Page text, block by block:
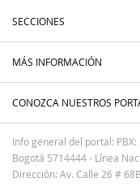
SECCIONES
MÁS INFORMACIÓN
CONOZCA NUESTROS
Info general del portal: PBX:
Bogotá 5714444 - Línea
Dirección: Av. Calle 26 #